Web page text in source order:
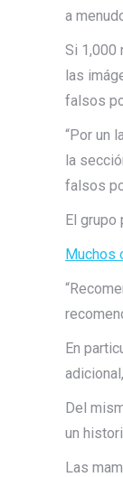
a
Si 1,000
las
falsos
“Por un
la
falsos
El grupo
Muchos
En
Del
un
Las